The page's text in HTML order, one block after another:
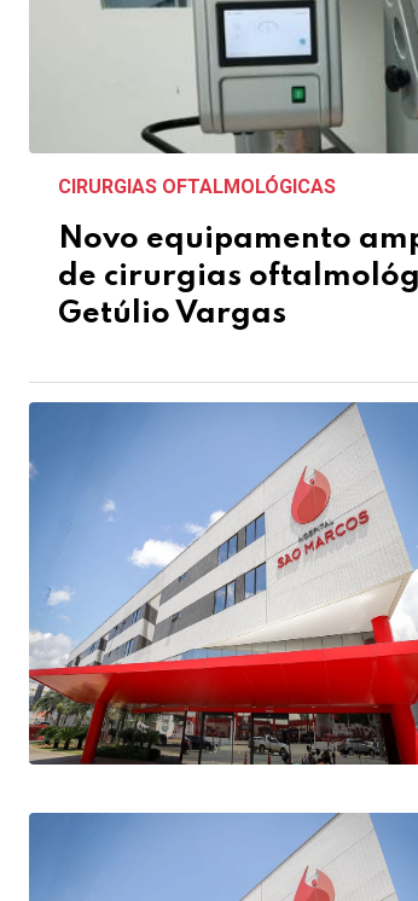
CIRURGIAS OFTALMOLÓGICAS
Novo equipamento
de cirurgias
Getúlio Vargas